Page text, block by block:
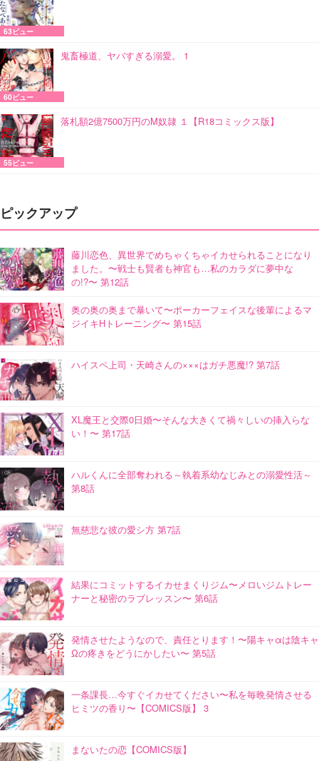
63ビュー
鬼畜極道、ヤバすぎる溺愛。 1
60ビュー
落札額2億7500万円のM奴隷 １【R18コミックス版】
55ビュー
ピックアップ
藤川恋色、異世界でめちゃくちゃイカせられることになり
ました。〜戦士も賢者も神官も…私のカラダに夢中な
の!?〜 第12話
奥の奥の奥まで暴いて〜ポーカーフェイスな後輩によるマ
ジイキHトレーニング〜 第15話
ハイスペ上司・天崎さんの×××はガチ悪魔!? 第7話
XL魔王と交際0日婚〜そんな大きくて禍々しいの挿入らな
い！〜 第17話
ハルくんに全部奪われる～執着系幼なじみとの溺愛性活～
第8話
無慈悲な彼の愛シ方 第7話
結果にコミットするイカせまくりジム〜メロいジムトレー
ナーと秘密のラブレッスン〜 第6話
発情させたようなので、責任とります！〜陽キャαは陰キャ
Ωの疼きをどうにかしたい〜 第5話
一条課長…今すぐイカせてください〜私を毎晩発情させる
ヒミツの香り〜【COMICS版】 3
まないたの恋【COMICS版】